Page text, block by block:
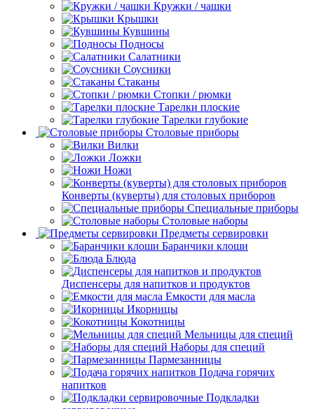
Кружки / чашки
Крышки
Кувшины
Подносы
Салатники
Соусники
Стаканы
Стопки / рюмки
Тарелки плоские
Тарелки глубокие
Столовые приборы
Вилки
Ложки
Ножи
Конверты (куверты) для столовых приборов
Специальные приборы
Столовые наборы
Предметы сервировки
Баранчики клоши
Блюда
Диспенсеры для напитков и продуктов
Емкости для масла
Икорницы
Кокотницы
Мельницы для специй
Наборы для специй
Пармезанницы
Подача горячих
напитков
Подкладки